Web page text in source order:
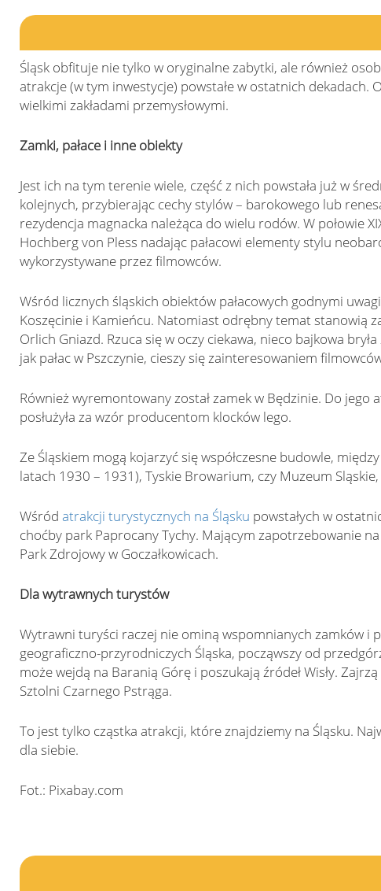
Śląsk obfituje nie tylko w oryginalne zabytki, ale również
atrakcje (w tym inwestycje) powstałe w ostatnich dekadach.
wielkimi zakładami przemysłowymi.
Zamki, pałace i inne obiekty
Jest ich na tym terenie wiele, część z nich powstała już w
kolejnych, przybierając cechy stylów – barokowego lub
rezydencja magnacka należąca do wielu rodów. W połowie
Hochberg von Pless nadając pałacowi elementy stylu
wykorzystywane przez filmowców.
Wśród licznych śląskich obiektów pałacowych godnymi
Koszęcinie i Kamieńcu. Natomiast odrębny temat stanowią
Orlich Gniazd. Rzuca się w oczy ciekawa, nieco bajkowa
jak pałac w Pszczynie, cieszy się zainteresowaniem
Również wyremontowany został zamek w Będzinie. Do
posłużyła za wzór producentom klocków lego.
Ze Śląskiem mogą kojarzyć się współczesne budowle,
latach 1930 – 1931), Tyskie Browarium, czy Muzeum
Wśród atrakcji turystycznych na Śląsku powstałych w
choćby park Paprocany Tychy. Mającym zapotrzebowanie
Park Zdrojowy w Goczałkowicach.
Dla wytrawnych turystów
Wytrawni turyści raczej nie ominą wspomnianych zamków i
geograficzno-przyrodniczych Śląska, począwszy od
może wejdą na Baranią Górę i poszukają źródeł Wisły.
Sztolni Czarnego Pstrąga.
To jest tylko cząstka atrakcji, które znajdziemy na Śląsku.
dla siebie.
Fot.: Pixabay.com